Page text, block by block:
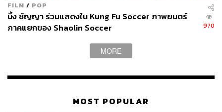
FILM / POP
นิ้ง ชัญญา ร่วมแสดงใน Kung Fu Soccer ภาพยนตร์
ภาคแยกของ Shaolin Soccer
970
MORE
MOST POPULAR